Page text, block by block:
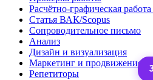
Расчётно-графическая
Статья ВАК/Scopus
Сопроводительное письмо
Анализ
Дизайн и визуализация
Маркетинг и продвижение
Репетиторы